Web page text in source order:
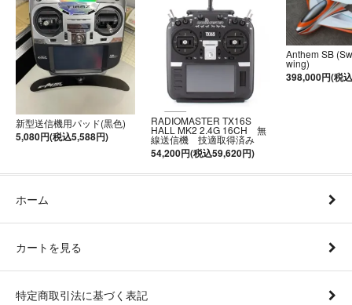
新型送信機用パッド(黒色)
5,080円(税込5,588円)
RADIOMASTER TX16S
HALL MK2 2.4G 16CH 無
線送信機 技適取得済み
54,200円(税込59,620円)
Anthem SB
wing)
398,000円(税
ホーム
カートを見る
特定商取引法に基づく表記